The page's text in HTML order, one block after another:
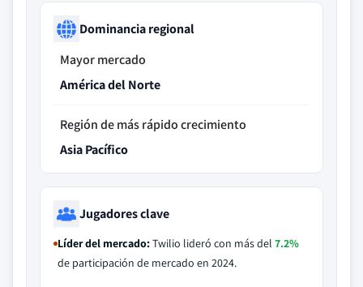
Dominancia regional
Mayor mercado
América del Norte
Región de más rápido crecimiento
Asia Pacífico
Jugadores clave
Líder del mercado:Twilio lideró con más del 7.2%
de participación de mercado en 2024.